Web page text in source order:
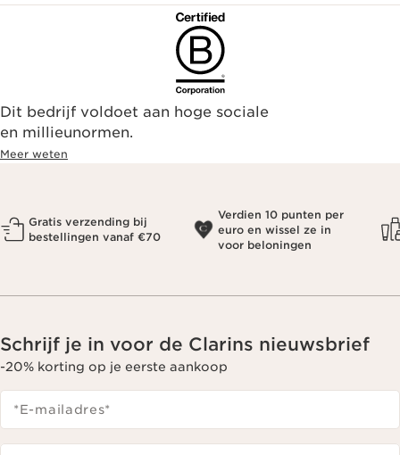
Dit bedrijf voldoet aan hoge sociale
en millieunormen.
Meer weten
Gratis verzending bij
bestellingen vanaf €70
Verdien 10 punten per
euro en wissel ze in
voor beloningen
Schrijf je in voor de Clarins nieuwsbrief
-20% korting op je eerste aankoop
*E-mailadres*